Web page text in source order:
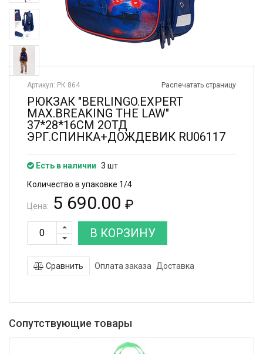
Распечатать страницу
Артикул: РК 864
РЮКЗАК "BERLINGO.EXPERT
MAX.BREAKING THE LAW"
37*28*16СМ 2ОТД
ЭРГ.СПИНКА+ДОЖДЕВИК RU06117
Есть в наличии 3 шт
Количество в упаковке 1/4
Цена: 5 690.00 ₽
В КОРЗИНУ
Сравнить Оплата заказа Доставка
Сопутствующие товары